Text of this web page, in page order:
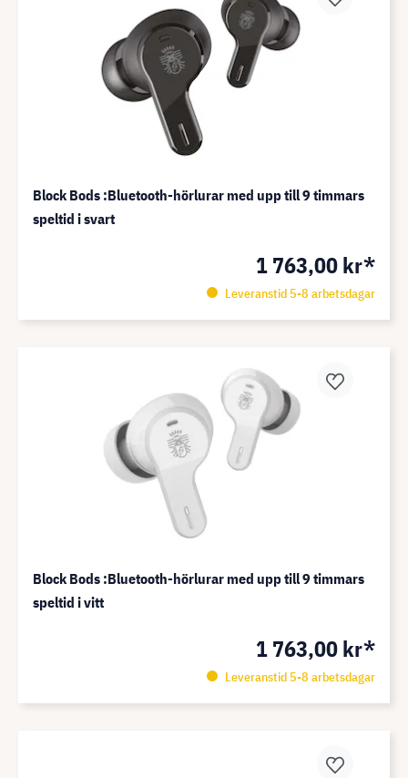
Block Bods :Bluetooth-hörlurar med upp till 9 timmars
speltid i svart
1 763,00 kr*
Leveranstid 5-8 arbetsdagar
Block Bods :Bluetooth-hörlurar med upp till 9 timmars
speltid i vitt
1 763,00 kr*
Leveranstid 5-8 arbetsdagar